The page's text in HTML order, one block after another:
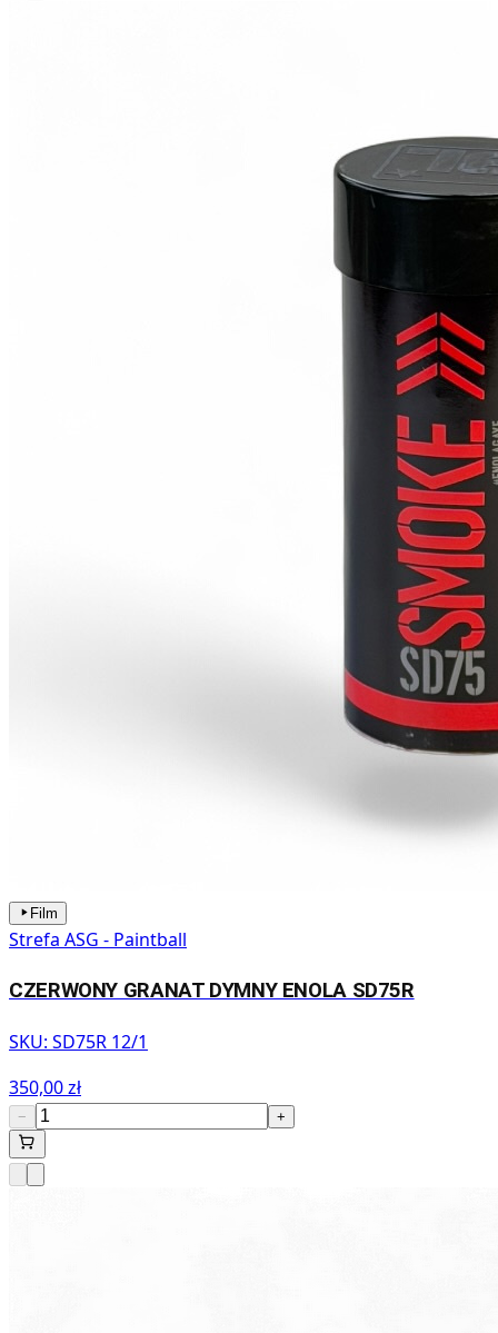
Film
Strefa ASG - Paintball
CZERWONY GRANAT DYMNY ENOLA SD75R
SKU: SD75R 12/1
350,00 zł
− +